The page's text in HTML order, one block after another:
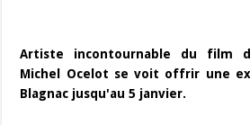
Artiste incontournable du film
Michel Ocelot se voit offrir une
Blagnac jusqu'au 5 janvier.